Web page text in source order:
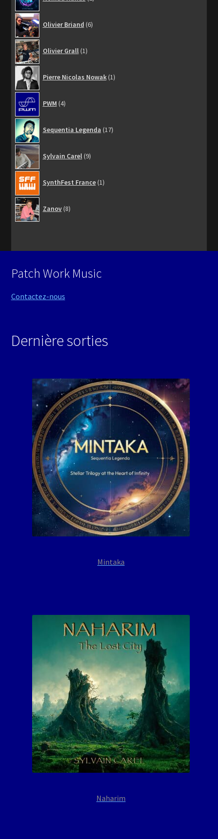
produits
Olivier Briand 6produits
Olivier Grall 1produit
Pierre Nicolas Nowak 1produit
PWM 4produits
Sequentia Legenda 17produits
Sylvain Carel 9produits
SynthFest France 1produit
Zanov 8produits
Patch Work Music
Contactez-nous
Dernière sorties
Mintaka
Naharim